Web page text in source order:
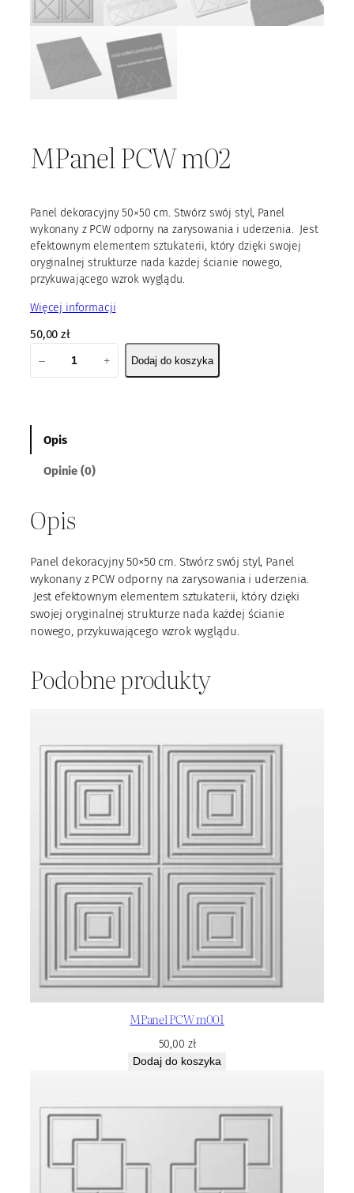
MPanel PCW m02
Panel dekoracyjny 50×50 cm. Stwórz swój styl, Panel
wykonany z PCW odporny na zarysowania i uderzenia. Jest
efektownym elementem sztukaterii, który dzięki swojej
oryginalnej strukturze nada każdej ścianie nowego,
przykuwającego wzrok wyglądu.
Więcej informacji
50,00zł
P
l
C
W
m
0
2
– + Dodaj do koszyka
Opis
Opinie (0)
Opis
Panel dekoracyjny 50×50 cm. Stwórz swój styl, Panel
wykonany z PCW odporny na zarysowania i uderzenia.
Jest efektownym elementem sztukaterii, który dzięki
swojej oryginalnej strukturze nada każdej ścianie
nowego, przykuwającego wzrok wyglądu.
Podobne produkty
MPanel PCW m001
50,00 zł
Dodaj do koszyka